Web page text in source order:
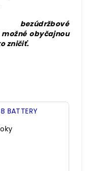
obyčajnou
zničiť.
BATTERY